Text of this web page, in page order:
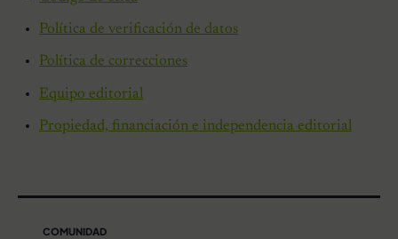
Política de verificación de datos
Política de correcciones
Equipo editorial
Propiedad, financiación e independencia editorial
COMUNIDAD